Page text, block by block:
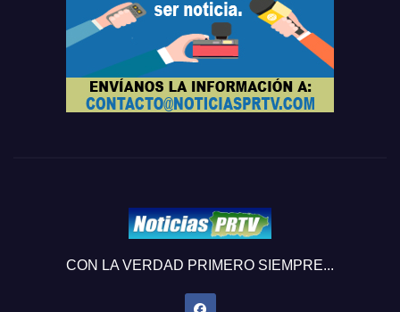
CON LA VERDAD PRIMERO SIEMPRE...